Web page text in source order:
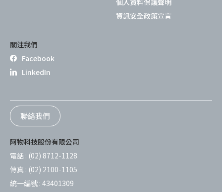
資訊安全政策宣言
關注我們
Facebook
LinkedIn
聯絡我們
阿物科技股份有限公司
電話 : (02) 8712-1128
傳真 : (02) 2100-1105
統一編號 : 43401309